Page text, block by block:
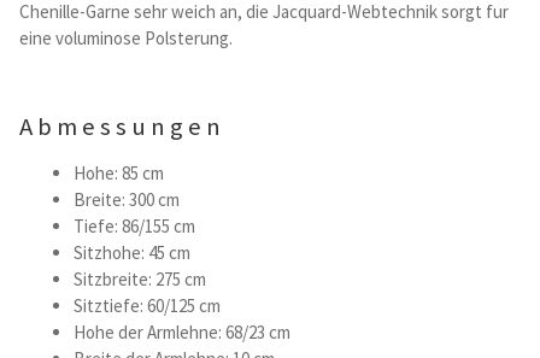
Chenille-Garne sehr weich an, die Jacquard-Webtechnik sorgt fur
eine voluminose Polsterung.
Abmessungen
Hohe: 85 cm
Breite: 300 cm
Tiefe: 86/155 cm
Sitzhohe: 45 cm
Sitzbreite: 275 cm
Sitztiefe: 60/125 cm
Hohe der Armlehne: 68/23 cm